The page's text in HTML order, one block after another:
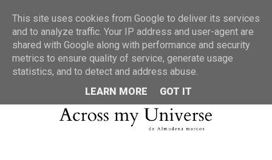
MENU
This site uses cookies from Google to deliver its services
and to analyze traffic. Your IP address and user-agent are
shared with Google along with performance and security
metrics to ensure quality of service, generate usage
statistics, and to detect and address abuse.
LEARN MORE
GOT IT